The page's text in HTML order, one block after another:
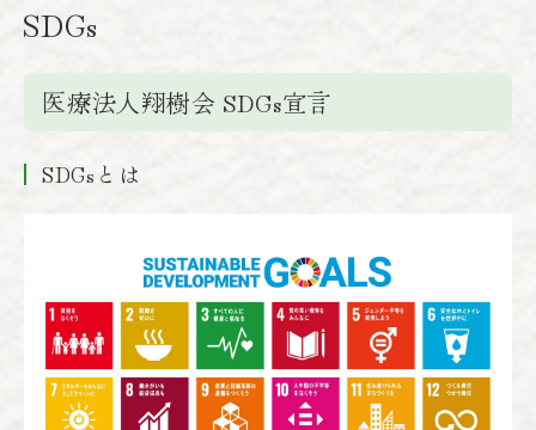
SDGs
医療法人翔樹会 SDGs宣言
SDGsとは